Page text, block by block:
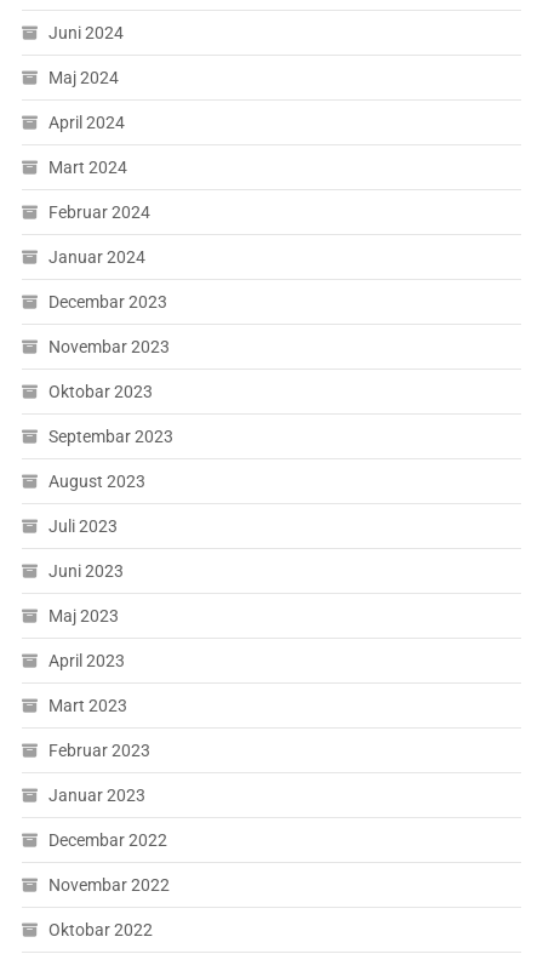
Juni 2024
Maj 2024
April 2024
Mart 2024
Februar 2024
Januar 2024
Decembar 2023
Novembar 2023
Oktobar 2023
Septembar 2023
August 2023
Juli 2023
Juni 2023
Maj 2023
April 2023
Mart 2023
Februar 2023
Januar 2023
Decembar 2022
Novembar 2022
Oktobar 2022